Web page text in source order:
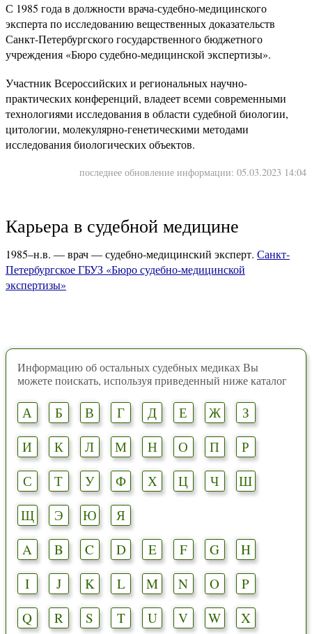
С 1985 года в должности врача-судебно-медицинского
эксперта по исследованию вещественных доказательств
Санкт-Петербургского государственного бюджетного
учреждения «Бюро судебно-медицинской экспертизы».
Участник Всероссийских и региональных научно-
практических конференций, владеет всеми современными
технологиями исследования в области судебной биологии,
цитологии, молекулярно-генетическими методами
исследования биологических объектов.
последнее обновление информации: 05.03.2023 14:04
Карьера в судебной медицине
1985–н.в. — врач — судебно-медицинский эксперт. Санкт-
Петербургское ГБУЗ «Бюро судебно-медицинской
экспертизы»
Информацию об остальных судебных медиках Вы
можете поискать, используя приведенный ниже каталог
А Б В Г Д Е Ж
З
И
К Л М Н О П
Р
С
Т У Ф Х Ц Ч
Ш
Щ
Э Ю
Я
A
B C D E F G
H
I
J K L M N O
P
Q
R S T U V W
X